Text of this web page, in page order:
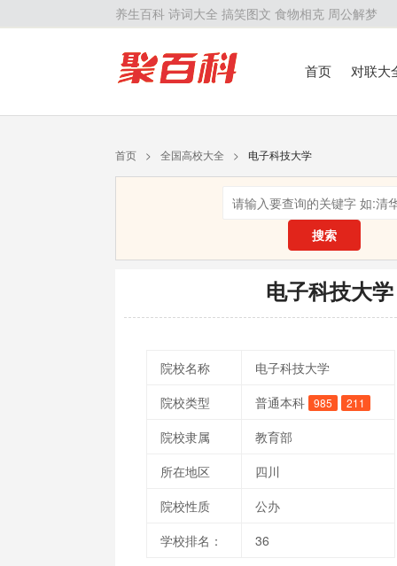
养生百科 诗词大全 搞笑图文 食物相克 周公解梦
首页
对联大
首页 > 全国高校大全 > 电子科技大学
搜索
电子科技大学
院校名称
电子科技大学
院校类型
普通本科 985 211
院校隶属
教育部
所在地区
四川
院校性质
公办
学校排名：
36